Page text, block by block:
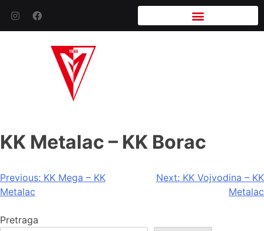
KK Metalac – KK Borac
Previous: KK Mega – KK
Metalac
Next: KK Vojvodina – KK
Metalac
Pretraga